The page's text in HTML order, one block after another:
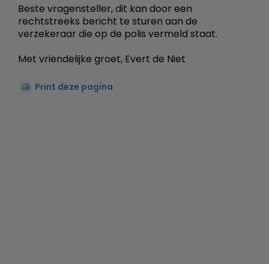
Beste vragensteller, dit kan door een
rechtstreeks bericht te sturen aan de
verzekeraar die op de polis vermeld staat.
Met vriendelijke groet, Evert de Niet
Print deze pagina